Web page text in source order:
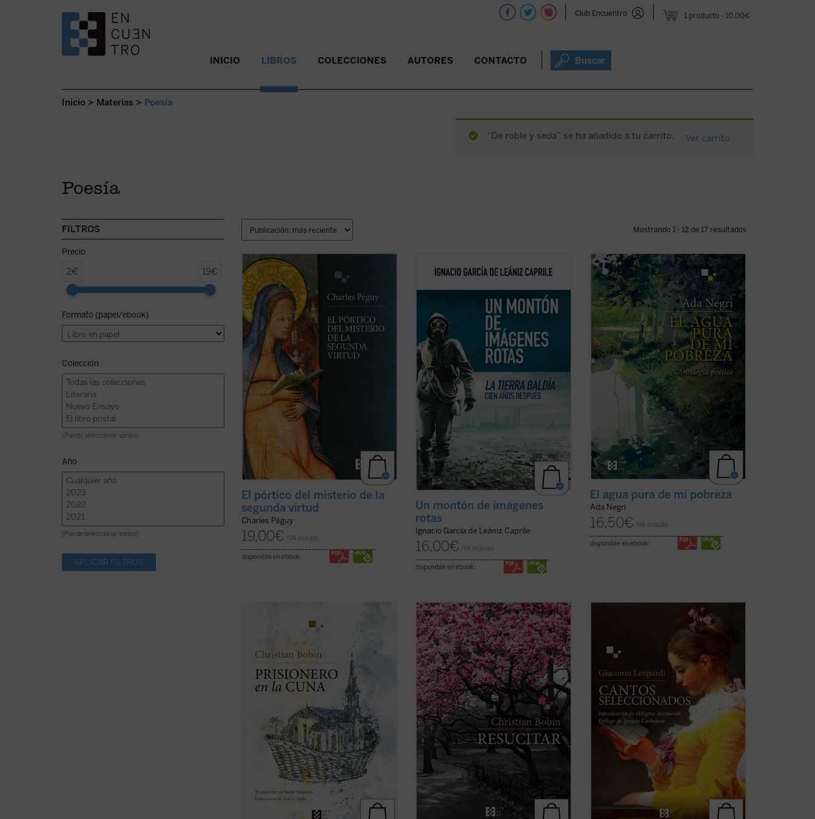
1 producto 10,00€
Club Encuentro
SALTAR AL CONTENIDO. INICIO LIBROS COLECCIONES AUTORES CONTACTO Buscar
Inicio > Materias > Poesía
“De roble y seda” se ha añadido a tu carrito. Ver carrito
Poesía
FILTROS
Precio
2€ 19€
Formato (papel/ebook)
Colección
(Puede seleccionar varias)
Año
(Puede seleccionar varias)
Mostrando 1 - 12 de 17 resultados
El pórtico del misterio de la segunda
virtudes una de las obras poéticas más
intensas de Charles Péguy, dedicada al
misterio de la virtud teologal de la
esperanza. Compuesto en uno de los
momentos más oscuros de la vida del
autor, es ...(ver ficha)
El pórtico del misterio de la
segunda virtud
Charles Péguy
19,00€ IVA incluido
disponible en ebook:
El libro supone una aproximación
considerándola como poema-candil que
alumbra posibles salidas del laberinto de
la modernidad terminal y susimágenes
rotas. Y constituye para nosotros un ...
(ver ficha)
Un montón de imágenes
rotas
Ignacio García de Leániz Caprile
16,00€ IVA incluido
disponible en ebook:
«Al acercarnos a la poesía de Ada Negri,
a un rostro que presenta rasgos fuertes
aunque habitados por una secreta
ternura, nos encontramos con una
sorpresa: hay algo intacto que nos llega
de sus versos, una energía indómita, un
reto que ...(ver ficha)
El agua pura de mi pobreza
Ada Negri
16,50€ IVA incluido
disponible en ebook:
En esta obra íntima y bellamente
ilustrada, Christian Bobin evoca su
infancia transcurrida en Le Creusot, en la
Borgoña francesa, ciudad de la que
nunca se ha ido. La delicadeza, sabiduría
y brevedad aforísticas a las que
acostumbra el autor ...
(ver ficha)
EnResucitar, libro escrito con el
inconfundible estilo fragmentario y a
veces aforístico que caracteriza a
Christian Bobin, todas las páginas
orbitan en torno a la muerte del padre
del autor tras una larga enfermedad de
Alzheimer. Una ...(ver ficha)
Esta selección de Leopardi propone al
lector, a través de la introducción de la
ensayo conclusivo del catedrático de
literatura bíblica Ignacio Carbajosa, una
original mirada sobre la obra del poeta
de ...(ver ficha)